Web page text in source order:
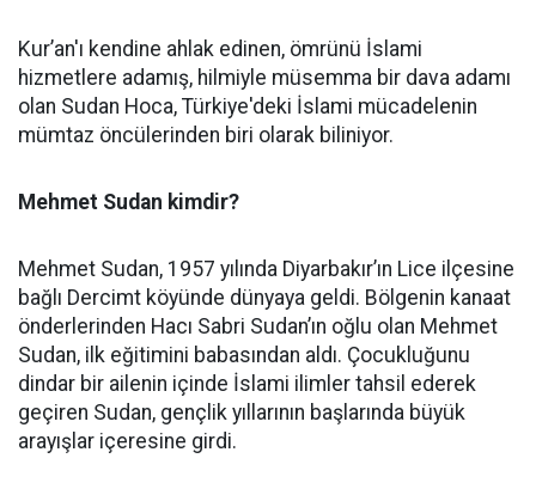
Kur’an'ı kendine ahlak edinen, ömrünü İslami
hizmetlere adamış, hilmiyle müsemma bir dava adamı
olan Sudan Hoca, Türkiye'deki İslami mücadelenin
mümtaz öncülerinden biri olarak biliniyor.
Mehmet Sudan kimdir?
Mehmet Sudan, 1957 yılında Diyarbakır’ın Lice ilçesine
bağlı Dercimt köyünde dünyaya geldi. Bölgenin kanaat
önderlerinden Hacı Sabri Sudan’ın oğlu olan Mehmet
Sudan, ilk eğitimini babasından aldı. Çocukluğunu
dindar bir ailenin içinde İslami ilimler tahsil ederek
geçiren Sudan, gençlik yıllarının başlarında büyük
arayışlar içeresine girdi.